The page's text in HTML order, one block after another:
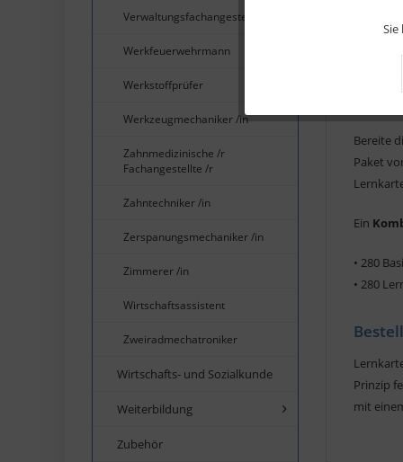
Verwaltungsfachangestellte /r
Werkfeuerwehrmann
Werkstoffprüfer
Werkzeugmechaniker /in
Zahnmedizinische /r
Fachangestellte /r
Zahntechniker /in
Zerspanungsmechaniker /in
Zimmerer /in
Wirtschaftsassistent
Zweiradmechatroniker
Wirtschafts- und Sozialkunde
Weiterbildung
Zubehör
Bereite
Paket
Ein
• 280
• 280
Prinzip
mit